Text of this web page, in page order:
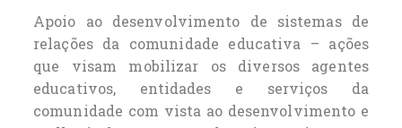
Apoio ao desenvolvimento de sistemas de
relações da comunidade educativa – ações
que visam mobilizar os diversos agentes
educativos, entidades e serviços da
comunidade com vista ao desenvolvimento e